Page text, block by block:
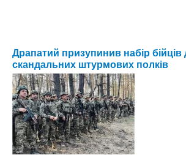
Драпатий призупинив набір бійців
скандальних штурмових полків